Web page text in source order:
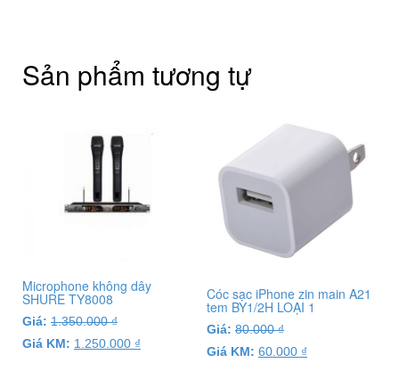
Sản phẩm tương tự
Microphone không dây
SHURE TY8008
Giá: 1.350.000₫
Giá KM: 1.250.000 ₫
Cóc sạc iPhone zin main A21
tem BY1/2H LOẠI 1
Giá: 80.000₫
Giá KM: 60.000 ₫